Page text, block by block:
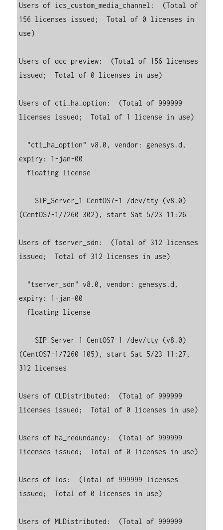
Users of ics_custom_media_channel:  (Total of
156 licenses issued;  Total of 0 licenses in
use)
Users of occ_preview:  (Total of 156 licenses
issued;  Total of 0 licenses in use)
Users of cti_ha_option:  (Total of 999999
licenses issued;  Total of 1 license in use)
expiry: 1-jan-00
(CentOS7-1/7260 302), start Sat 5/23 11:26
Users of tserver_sdn:  (Total of 312 licenses
issued;  Total of 312 licenses in use)
expiry: 1-jan-00
(CentOS7-1/7260 105), start Sat 5/23 11:27,
312 licenses
Users of CLDistributed:  (Total of 999999
licenses issued;  Total of 0 licenses in use)
Users of ha_redundancy:  (Total of 999999
licenses issued;  Total of 0 licenses in use)
Users of lds:  (Total of 999999 licenses
issued;  Total of 0 licenses in use)
Users of MLDistributed:  (Total of 999999